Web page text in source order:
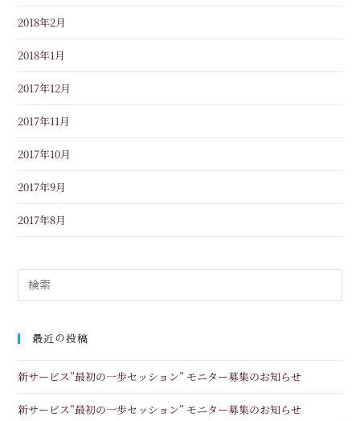
2018年2月
2018年1月
2017年12月
2017年11月
2017年10月
2017年9月
2017年8月
最近の投稿
新サービス”最初の一歩セッション” モニター募集のお知らせ
新サービス”最初の一歩セッション” モニター募集のお知らせ